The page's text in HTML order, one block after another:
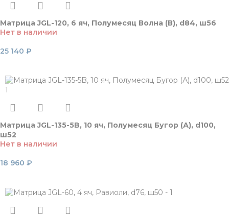
Матрица JGL-120, 6 яч, Полумесяц Волна (В), d84, ш56
Нет в наличии
25 140 ₽
Матрица JGL-135-5B, 10 яч, Полумесяц Бугор (А), d100,
ш52
Нет в наличии
18 960 ₽